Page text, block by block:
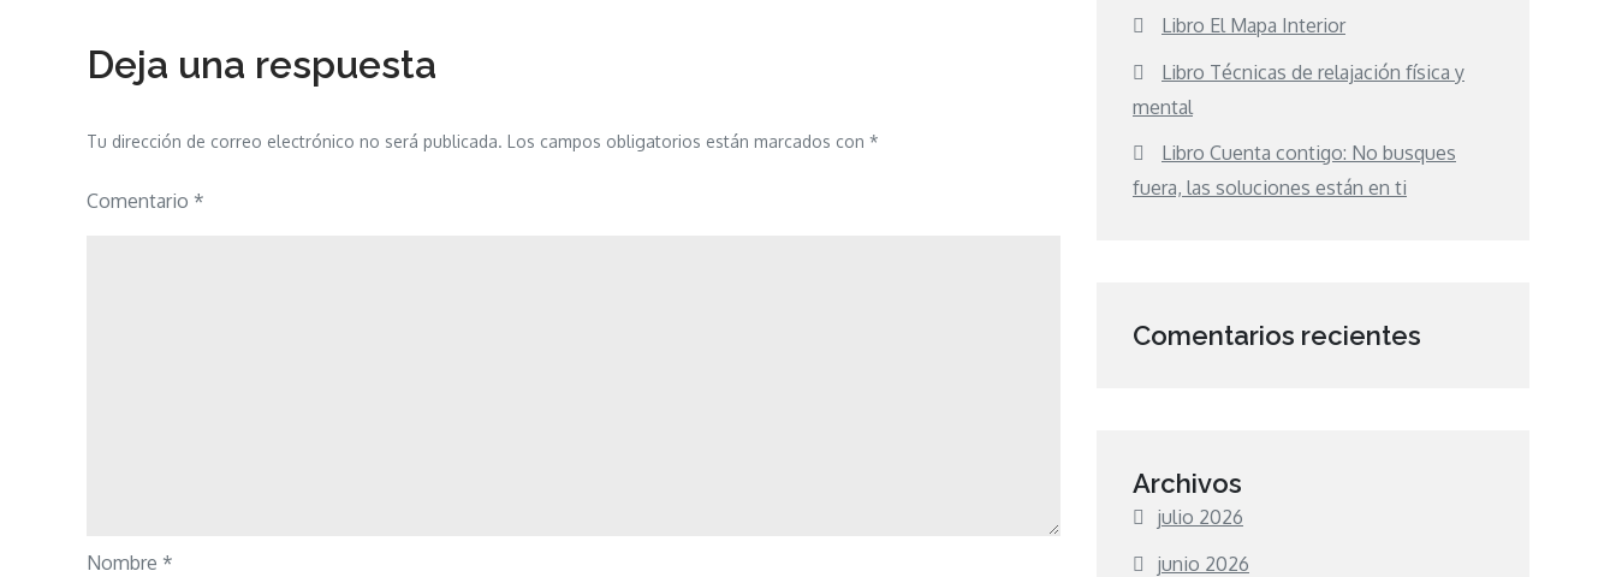
entradas
Deja una respuesta
Tu dirección de correo electrónico no será publicada. Los campos obligatorios están marcados con *
Comentario *
Nombre *
Libro El Mapa Interior
Libro Técnicas de relajación física y
mental
Libro Cuenta contigo: No busques
fuera, las soluciones están en ti
Comentarios recientes
Archivos
julio 2026
junio 2026